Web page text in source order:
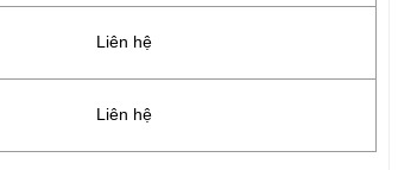
Liên hệ
Liên hệ